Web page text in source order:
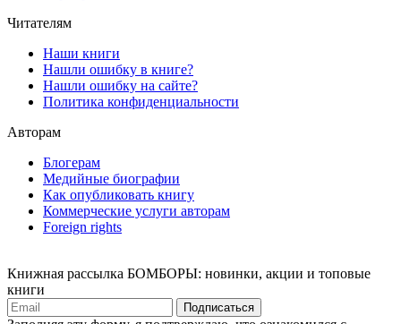
Читателям
Наши книги
Нашли ошибку в книге?
Нашли ошибку на сайте?
Политика конфиденциальности
Авторам
Блогерам
Медийные биографии
Как опубликовать книгу
Коммерческие услуги авторам
Foreign rights
Книжная рассылка БОМБОРЫ: новинки, акции и топовые
книги
Подписаться